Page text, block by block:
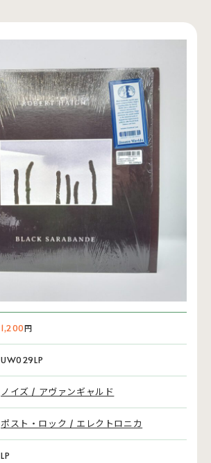
1,200円
UW029LP
ノイズ / アヴァンギャルド
ポスト・ロック / エレクトロニカ
LP